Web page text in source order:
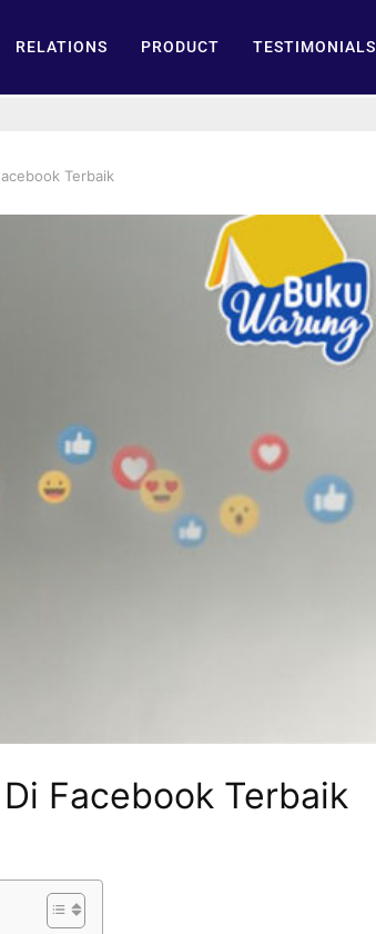
RELATIONS PRODUCT TESTIMONIALS
Terbaik
Facebook Terbaik